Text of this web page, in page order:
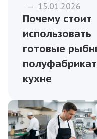
— 15.01.2026
Почему стоит
использовать
готовые
кухне